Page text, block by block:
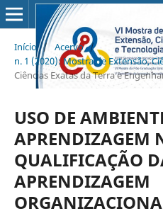
Início / Acervo /
n. 1 (2020): Mostra de Extensão,
Ciências Exatas da Terra e
USO DE
APRENDIZAGEM
QUALIFICAÇÃO
APRENDIZAGEM